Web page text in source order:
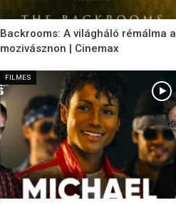
Backrooms: A világháló rémálma a
mozivásznon | Cinemax
FILMES